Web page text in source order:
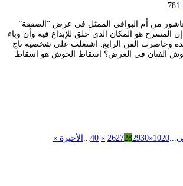
781
من أم البواقي الممثل في عرض “الصفقة”
المسرح هو المكان الذي خلق للإبداع فيه وأن وباء
وحاصرت الفن الرابع. اشتغلت على شخصية تاج
حوش الفنان في العرض؟ اسقاط الحوش هو اسقاط
...
1020
«
2627282930
»
40
... الأخيرة »